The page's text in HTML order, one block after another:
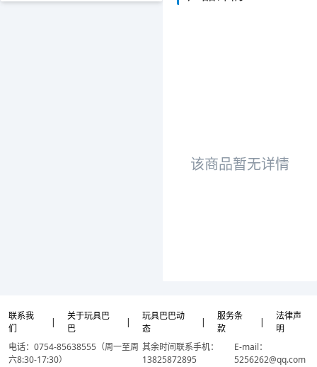
该商品暂无详情
联系我
们
|
关于玩具巴
巴
|
玩具巴巴动
态
|
服务条
款
|
法律声
明
电话：0754-85638555（周一至周
六8:30-17:30）
其余时间联系手机：
13825872895
E-mail：
5256262@qq.com